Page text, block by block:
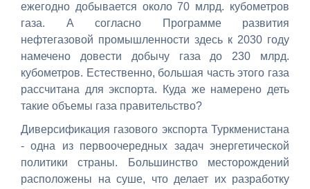
ежегодно добывается около 70 млрд. кубометров
газа. А согласно Программе развития
нефтегазовой промышленности здесь к 2030 году
намечено довести добычу газа до 230 млрд.
кубометров. Естественно, большая часть этого газа
рассчитана для экспорта. Куда же намерено деть
такие объемы газа правительство?
Диверсификация газового экспорта Туркменистана
- одна из первоочередных задач энергетической
политики страны. Большинство месторождений
расположены на суше, что делает их разработку